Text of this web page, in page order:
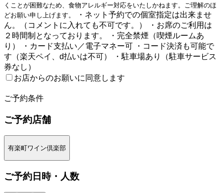
くことが困難なため、食物アレルギー対応をいたしかねます。ご理解のほ
どお願い申し上げます。
・ネット予約での個室指定は出来ませ
ん。（コメントに入れても不可です。） ・お席のご利用は
２時間制となっております。 ・完全禁煙（喫煙ルームあ
り） ・カード支払い／電子マネー可 ・コード決済も可能で
す（楽天ペイ、d払いは不可） ・駐車場あり（駐車サービス
券なし）
お店からのお願いに同意します
ご予約条件
ご予約店舗
有楽町ワイン倶楽部
ご予約日時・人数